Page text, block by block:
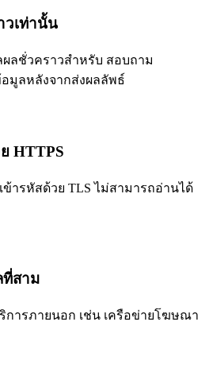
วเท่านั้น
ผลชั่วคราวสำหรับ สอบถาม
อมูลหลังจากส่งผลลัพธ์
HTTPS
ารหัสด้วย TLS ไม่สามารถอ่านได้
ที่สาม
การภายนอก เช่น เครือข่ายโฆษณา